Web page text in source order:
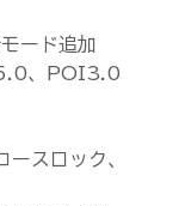
ード追加
、POI3.0
スロック、